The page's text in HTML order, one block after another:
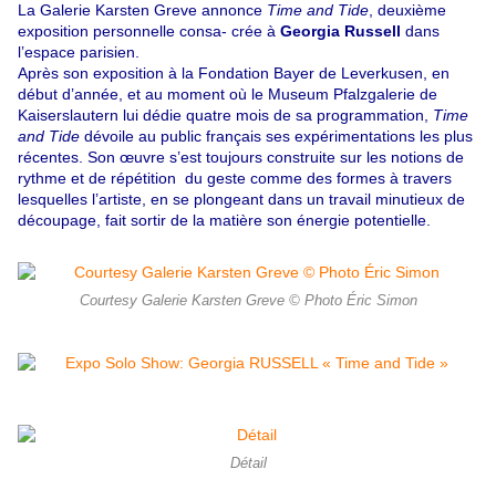
La Galerie Karsten Greve annonce Time and Tide , deuxième
exposition personnelle consa- crée à Georgia Russell dans
l’espace parisien.
Après son exposition à la Fondation Bayer de Leverkusen, en
début d’année, et au moment où le Museum Pfalzgalerie de
Kaiserslautern lui dédie quatre mois de sa programmation, Time
and Tide dévoile au public français ses expérimentations les plus
récentes. Son œuvre s’est toujours construite sur les notions de
rythme et de répétition du geste comme des formes à travers
lesquelles l’artiste, en se plongeant dans un travail minutieux de
découpage, fait sortir de la matière son énergie potentielle.
Courtesy Galerie Karsten Greve © Photo Éric Simon
Détail